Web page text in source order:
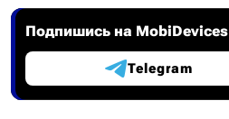
Подпишись на MobiDevices
Telegram